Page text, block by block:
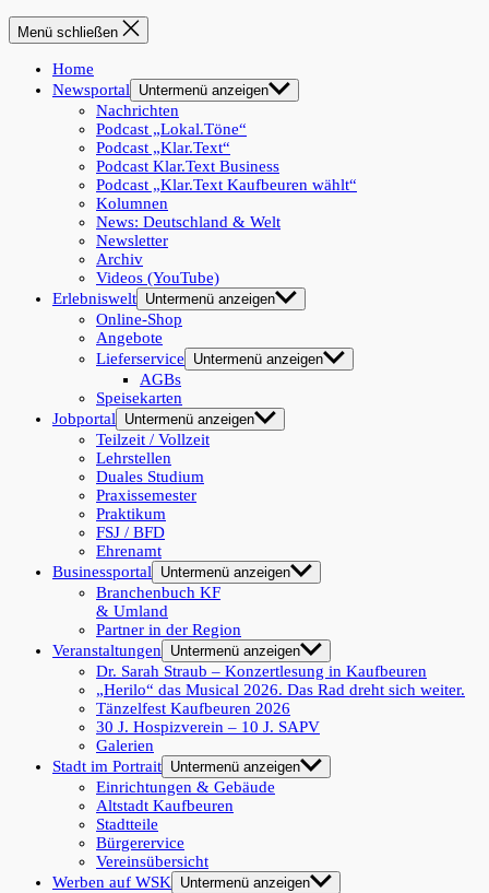
Menü schließen
Home
Newsportal
Untermenü anzeigen
Nachrichten
Podcast „Lokal.Töne“
Podcast „Klar.Text“
Podcast Klar.Text Business
Podcast „Klar.Text Kaufbeuren wählt“
Kolumnen
News: Deutschland & Welt
Newsletter
Archiv
Videos (YouTube)
Erlebniswelt Untermenü anzeigen
Online-Shop
Angebote
Lieferservice
Untermenü anzeigen
AGBs
Speisekarten
Jobportal
Untermenü anzeigen
Teilzeit / Vollzeit
Lehrstellen
Duales Studium
Praxissemester
Praktikum
FSJ / BFD
Ehrenamt
Businessportal
Untermenü anzeigen
Branchenbuch KF
& Umland
Partner in der Region
Veranstaltungen
Untermenü anzeigen
Dr. Sarah Straub – Konzertlesung in Kaufbeuren
„Herilo“ das Musical 2026. Das Rad dreht sich weiter.
Tänzelfest Kaufbeuren 2026
30 J. Hospizverein – 10 J. SAPV
Galerien
Stadt im Portrait Untermenü anzeigen
Einrichtungen & Gebäude
Altstadt Kaufbeuren
Stadtteile
Bürgerervice
Vereinsübersicht
Werben auf WSK
Untermenü anzeigen